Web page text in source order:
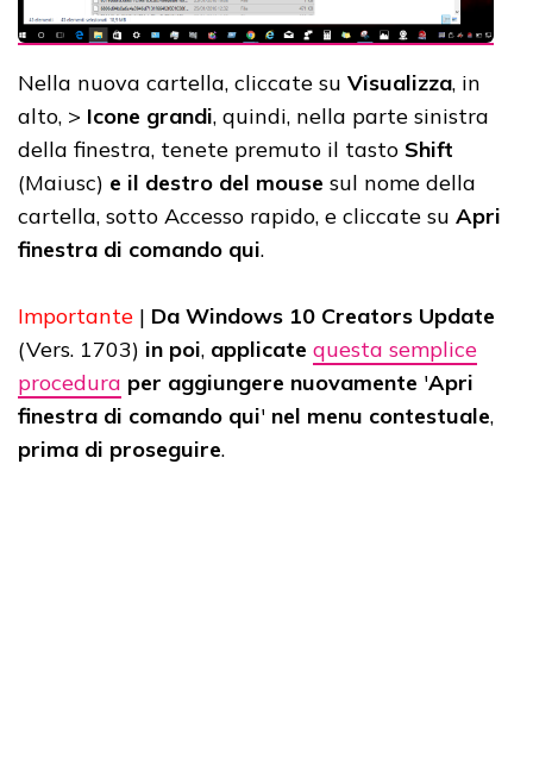
Nella nuova cartella, cliccate su Visualizza, in
alto, > Icone grandi, quindi, nella parte sinistra
della finestra, tenete premuto il tasto Shift
(Maiusc) e il destro del mouse sul nome della
cartella, sotto Accesso rapido, e cliccate su Apri
finestra di comando qui.
Importante | Da Windows 10 Creators Update
(Vers. 1703) in poi, applicate questa semplice
procedura per aggiungere nuovamente 'Apri
finestra di comando qui' nel menu contestuale,
prima di proseguire.